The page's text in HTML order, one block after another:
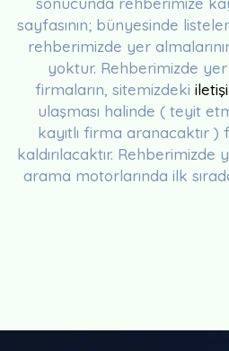
sayfasının; bünyesinde
rehberimizde yer
yoktur. Rehberimizde
firmaların, sitemizdeki
ulaşması halinde ( teyit
kayıtlı firma aranacaktır
kaldırılacaktır.
arama motorlarında ilk